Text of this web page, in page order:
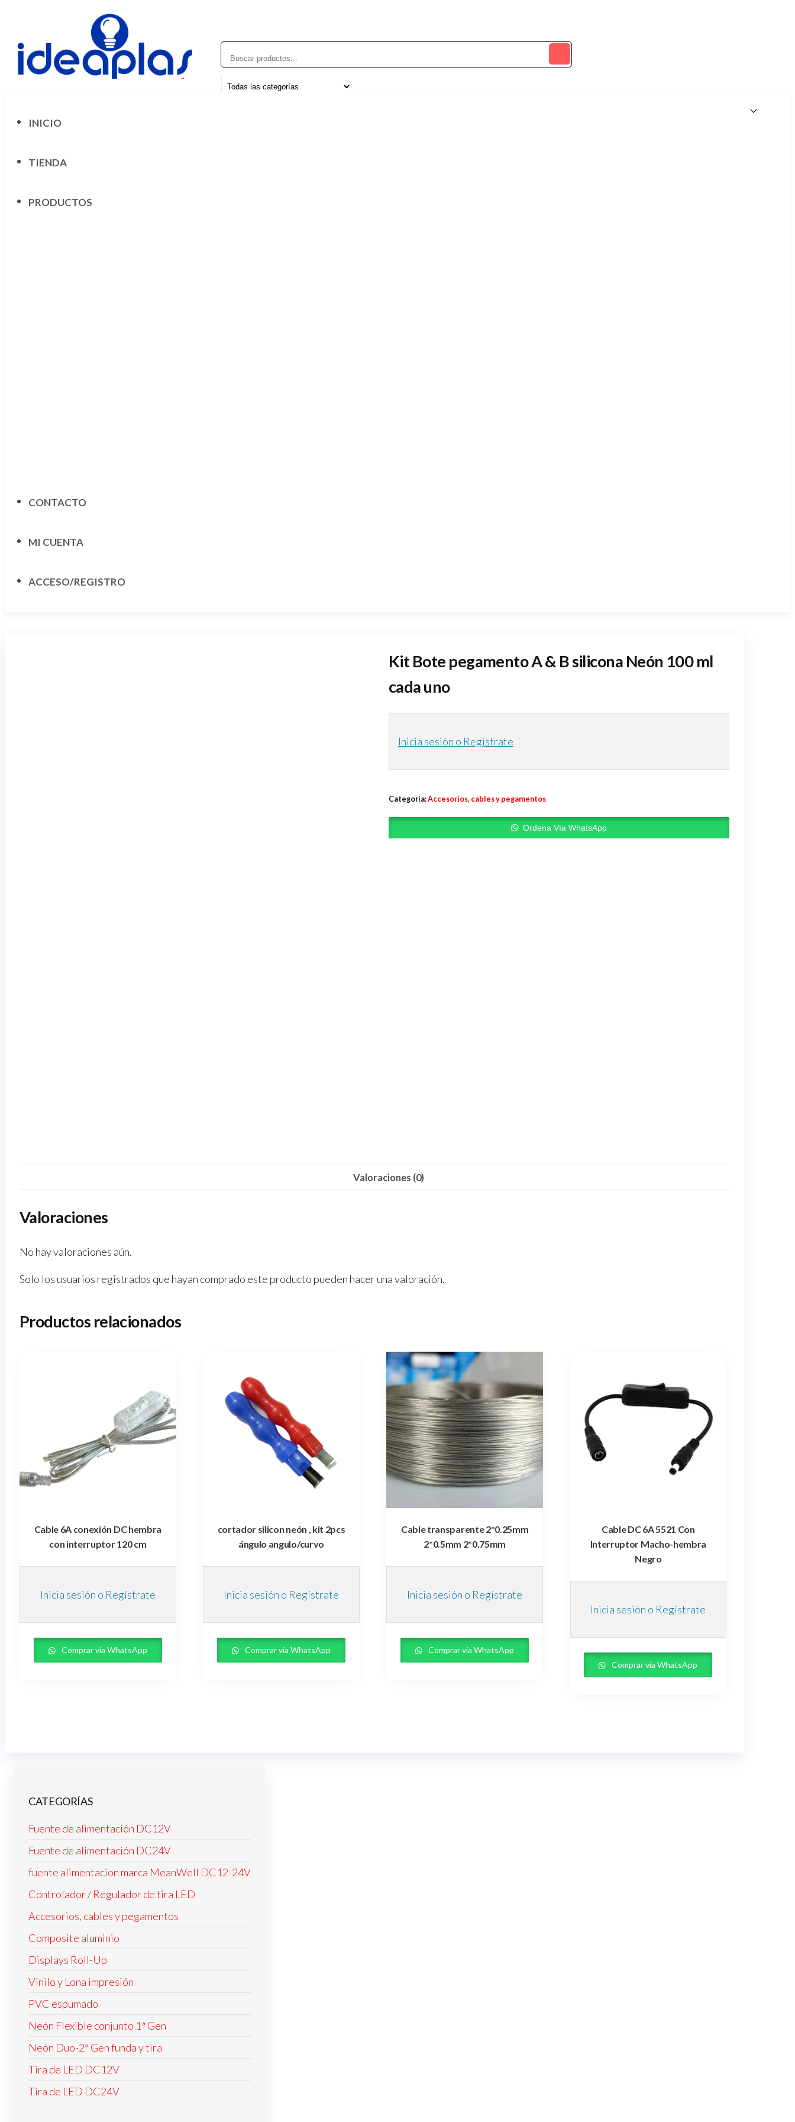
INICIO
TIENDA
PRODUCTOS
CONTACTO
MI CUENTA
ACCESO/REGISTRO
Kit Bote pegamento A & B silicona Neón 100 ml
cada uno
Inicia sesión o Regístrate
Categoría:Accesorios, cables y pegamentos
Ordena Vía WhatsApp
Valoraciones (0)
Valoraciones
No hay valoraciones aún.
Solo los usuarios registrados que hayan comprado este producto pueden hacer una valoración.
Productos relacionados
Cable 6A conexión DC hembra
con interruptor 120 cm
Inicia sesión o Regístrate
Comprar vía WhatsApp
cortador silicon neón , kit 2pcs
ángulo angulo/curvo
Inicia sesión o Regístrate
Comprar vía WhatsApp
Cable transparente 2*0.25mm
2*0.5mm 2*0.75mm
Inicia sesión o Regístrate
Comprar vía WhatsApp
Cable DC 6A 5521 Con
Interruptor Macho-hembra
Negro
Inicia sesión o Regístrate
Comprar vía WhatsApp
CATEGORÍAS
Fuente de alimentación DC12V
Fuente de alimentación DC24V
fuente alimentacion marca MeanWell DC12-24V
Controlador / Regulador de tira LED
Accesorios, cables y pegamentos
Composite aluminio
Displays Roll-Up
Vinilo y Lona impresión
PVC espumado
Neón Flexible conjunto 1ª Gen
Neón Duo-2ª Gen funda y tira
Tira de LED DC12V
Tira de LED DC24V